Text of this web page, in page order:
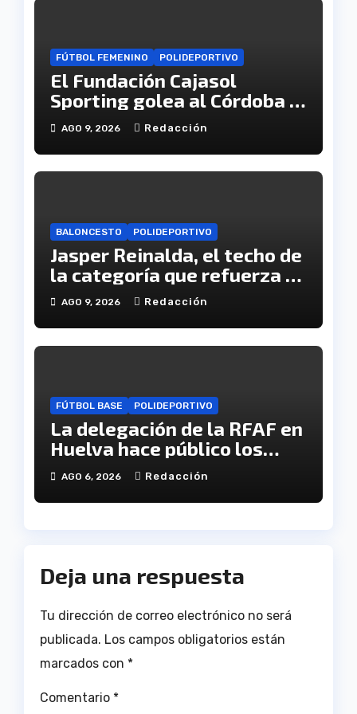
FÚTBOL FEMENINO POLIDEPORTIVO
El Fundación Cajasol
Sporting golea al Córdoba y
se cita con el Granada en
semifinales de Copa
AGO 9, 2026 Redacción
BALONCESTO POLIDEPORTIVO
Jasper Reinalda, el techo de
la categoría que refuerza el
juego interior del CB. Onuba
AGO 9, 2026 Redacción
FÚTBOL BASE POLIDEPORTIVO
La delegación de la RFAF en
Huelva hace público los
calendarios de la categoría
juvenil
AGO 6, 2026 Redacción
Deja una respuesta
Tu dirección de correo electrónico no será
publicada. Los campos obligatorios están
marcados con *
Comentario *